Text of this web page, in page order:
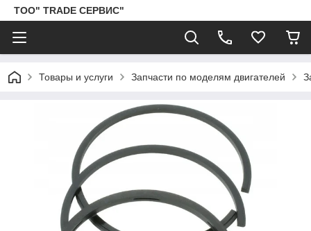
ТОО" TRADE СЕРВИС"
Товары и услуги Запчасти по моделям двигателей